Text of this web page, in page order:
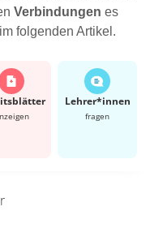
Verbindungen es
folgenden Artikel.
Lehrer*​innen
fragen